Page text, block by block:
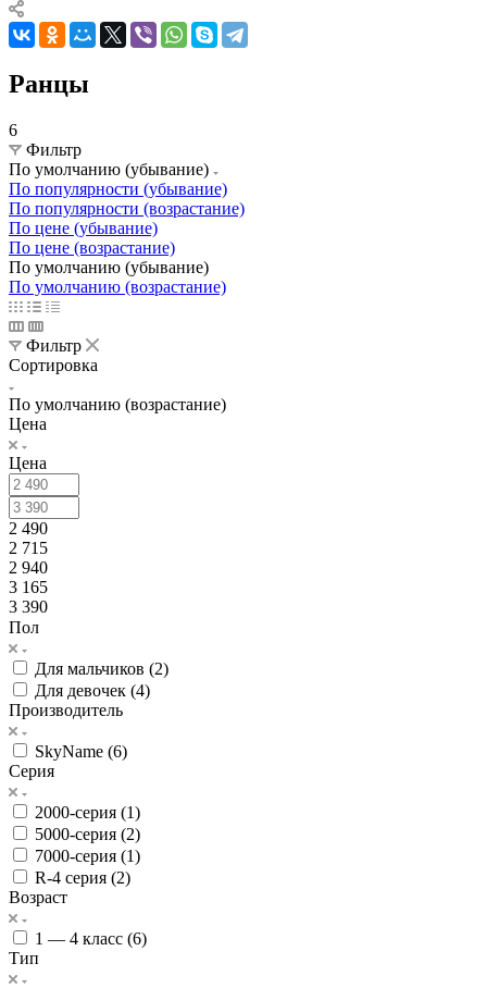
Ранцы
6
Фильтр
По умолчанию (убывание)
По популярности (убывание)
По популярности (возрастание)
По цене (убывание)
По цене (возрастание)
По умолчанию (убывание)
По умолчанию (возрастание)
Фильтр
Сортировка
По умолчанию (возрастание)
Цена
Цена
2 490
2 715
2 940
3 165
3 390
Пол
Для мальчиков (2)
Для девочек (4)
Производитель
SkyName (6)
Серия
2000-серия (1)
5000-серия (2)
7000-серия (1)
R-4 серия (2)
Возраст
1 ― 4 класс (6)
Тип